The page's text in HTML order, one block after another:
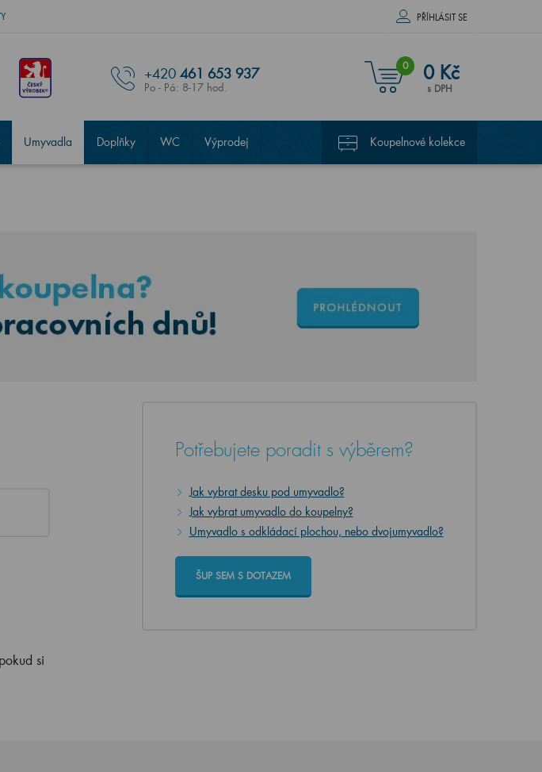
PŘÍHLÁSIT SE
+420 461 653 937
Po - Pá: 8-17 hod.
0 0 Kč
s DPH
Umyvadla Doplňky WC Výprodej Koupelnové kolekce
si
Potřebujete poradit s výběrem?
Jak vybrat desku pod umyvadlo?
Jak vybrat umyvadlo do koupelny?
Umyvadlo s odkládací plochou, nebo dvojumyvadlo?
ŠUP SEM S DOTAZEM